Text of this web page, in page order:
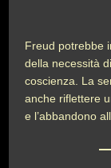
Freud potrebbe
della necessità
coscienza. La
anche riflettere
e l’abbandono